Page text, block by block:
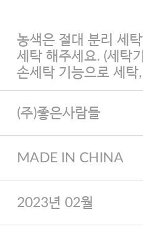
농색은 절대 분리 세
세탁 해주세요. (세탁
손세탁 기능으로 세탁
(주)좋은사람들
MADE IN CHINA
2023년 02월